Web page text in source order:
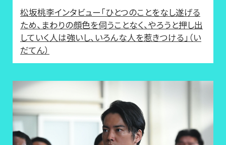
松坂桃李インタビュー「ひとつのことをなし遂げる
ため、まわりの顔色を伺うことなく、やろうと押し出
していく人は強いし、いろんな人を惹きつける」（い
だてん）